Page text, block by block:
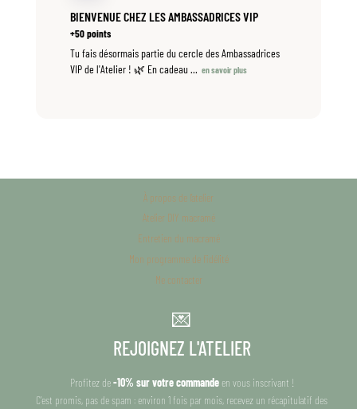
BIENVENUE CHEZ LES AMBASSADRICES VIP
+50 points
Tu fais désormais partie du cercle des Ambassadrices
VIP de l'Atelier ! 🌿 En cadeau … en savoir plus
À propos de l’atelier
Atelier DIY macramé
Entretien du macramé
Mon programme de fidélité
Me contacter
💌
REJOIGNEZ L'ATELIER
Profitez de-10% sur votre commandeen vous inscrivant !
C'est promis, pas de spam : environ 1 fois par mois, recevez un récapitulatif des